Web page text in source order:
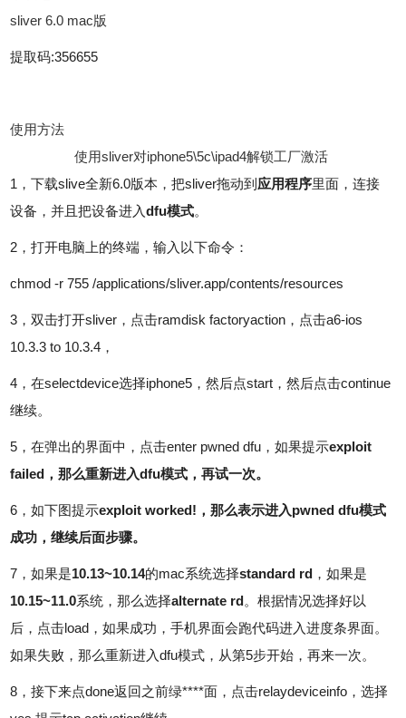
sliver 6.0 mac版
提取码:356655
使用方法
使用sliver对iphone5\5c\ipad4解锁工厂激活
1，下载slive全新6.0版本，把sliver拖动到应用程序里面，连接
设备，并且把设备进入dfu模式。
2，打开电脑上的终端，输入以下命令：
chmod -r 755 /applications/sliver.app/contents/resources
3，双击打开sliver，点击ramdisk factoryaction，点击a6-ios
10.3.3 to 10.3.4，
4，在selectdevice选择iphone5，然后点start，然后点击continue
继续。
5，在弹出的界面中，点击enter pwned dfu，如果提示exploit
failed，那么重新进入dfu模式，再试一次。
6，如下图提示exploit worked! ，那么表示进入pwned dfu模式
成功，继续后面步骤。
7，如果是10.13~10.14的mac系统选择standard rd ，如果是
10.15~11.0系统，那么选择alternate rd。根据情况选择好以
后，点击load，如果成功，手机界面会跑代码进入进度条界面。
如果失败，那么重新进入dfu模式，从第5步开始，再来一次。
8，接下来点done返回之前绿****面，点击relaydeviceinfo，选择